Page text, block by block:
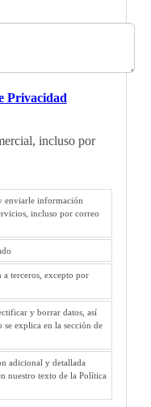
Privacidad
incluso por
enviarle información
incluso por correo
a terceros, excepto por
y borrar datos, así
explica en la sección de
adicional y detallada
nuestro texto de la Política